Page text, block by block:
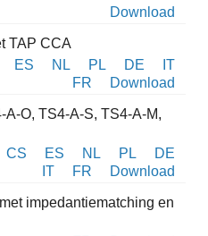
Download
TAP CCA
ES NL PL DE
IT
FR
Download
A-O, TS4-A-S, TS4-A-M,
CS ES NL PL
DE
IT
FR Download
impedantiematching en